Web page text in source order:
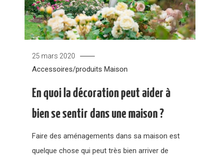
25 mars 2020
Accessoires/produits Maison
En quoi la décoration peut aider à
bien se sentir dans une maison ?
Faire des aménagements dans sa maison est
quelque chose qui peut très bien arriver de